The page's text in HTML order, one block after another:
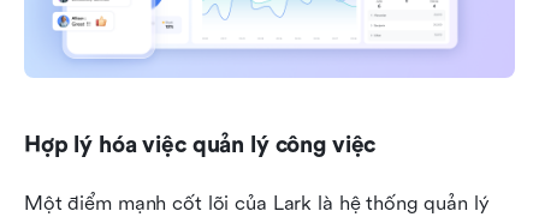
Hợp lý hóa việc quản lý công việc
Một điểm mạnh cốt lõi của Lark là hệ thống quản lý